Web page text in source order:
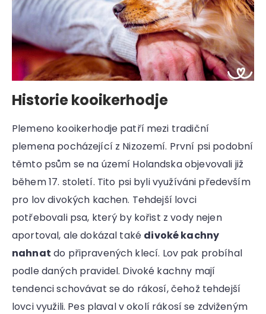
Historie kooikerhodje
Plemeno kooikerhodje patří mezi tradiční
plemena pocházející z Nizozemí. První psi podobní
těmto psům se na území Holandska objevovali již
během 17. století. Tito psi byli využíváni především
pro lov divokých kachen. Tehdejší lovci
potřebovali psa, který by kořist z vody nejen
aportoval, ale dokázal také divoké kachny
nahnat do připravených klecí. Lov pak probíhal
podle daných pravidel. Divoké kachny mají
tendenci schovávat se do rákosí, čehož tehdejší
lovci využili. Pes plaval v okolí rákosí se zdviženým